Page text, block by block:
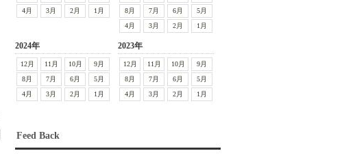
4月
3月 2月 1月
8月
7月 6月
5月
4月
3月 2月 1月
2024年
12月 11月 10月
9月
8月
7月 6月
5月
4月
3月 2月 1月
2023年
12月 11月 10月
9月
8月
7月 6月
5月
4月
3月 2月 1月
Feed Back